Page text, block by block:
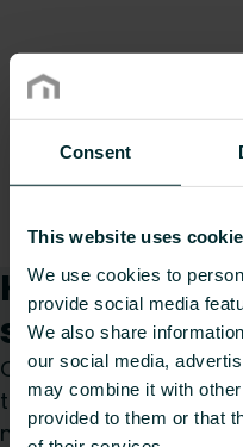
Consent
This website uses
We use cookies to
provide social media
We also share
our social media,
may combine it with
provided to them or that
Kuinka
sinua?
Olitpa sitten
tukkumyyjä tai
me hoidamme